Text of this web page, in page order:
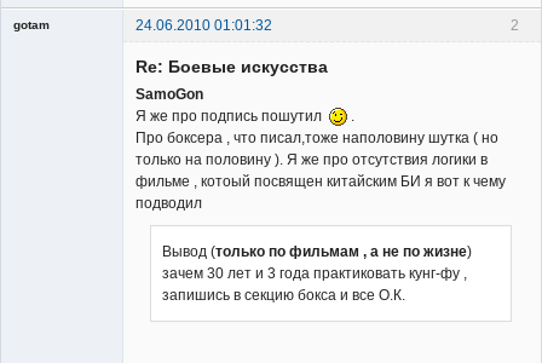
2
gotam
24.06.2010 01:01:32
Re: Боевые искусства
SamoGon
Я же про подпись пошутил
.
Про боксера , что писал,тоже наполовину шутка ( но
только на половину ). Я же про отсутствия логики в
фильме , котоый посвящен китайским БИ я вот к чему
подводил
Вывод (только по фильмам , а не по жизне)
зачем 30 лет и 3 года практиковать кунг-фу ,
запишись в секцию бокса и все О.К.